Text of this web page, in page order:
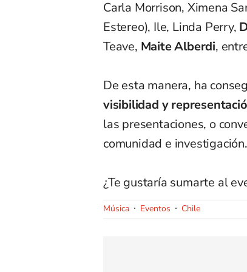
Carla Morrison, Ximena
Estereo), Ile, Linda Perry,
Teave, Maite Alberdi,
De esta manera, ha
visibilidad y
las presentaciones, o
comunidad e investigación.
¿Te gustaría sumarte al
Música Eventos Chile